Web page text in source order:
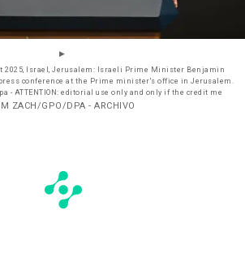
2025, Israel, Jerusalem: Israeli Prime Minister Benjamin
conference at the Prime minister's office in Jerusalem.
- ATTENTION: editorial use only and only if the credit me
ZACH/GPO/DPA - ARCHIVO